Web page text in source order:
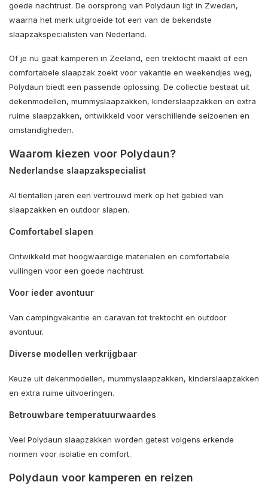
goede nachtrust. De oorsprong van Polydaun ligt in Zweden,
waarna het merk uitgroeide tot een van de bekendste
slaapzakspecialisten van Nederland.
Of je nu gaat kamperen in Zeeland, een trektocht maakt of een
comfortabele slaapzak zoekt voor vakantie en weekendjes weg,
Polydaun biedt een passende oplossing. De collectie bestaat uit
dekenmodellen, mummyslaapzakken, kinderslaapzakken en extra
ruime slaapzakken, ontwikkeld voor verschillende seizoenen en
omstandigheden.
Waarom kiezen voor Polydaun?
Nederlandse slaapzakspecialist
Al tientallen jaren een vertrouwd merk op het gebied van
slaapzakken en outdoor slapen.
Comfortabel slapen
Ontwikkeld met hoogwaardige materialen en comfortabele
vullingen voor een goede nachtrust.
Voor ieder avontuur
Van campingvakantie en caravan tot trektocht en outdoor
avontuur.
Diverse modellen verkrijgbaar
Keuze uit dekenmodellen, mummyslaapzakken, kinderslaapzakken
en extra ruime uitvoeringen.
Betrouwbare temperatuurwaardes
Veel Polydaun slaapzakken worden getest volgens erkende
normen voor isolatie en comfort.
Polydaun voor kamperen en reizen